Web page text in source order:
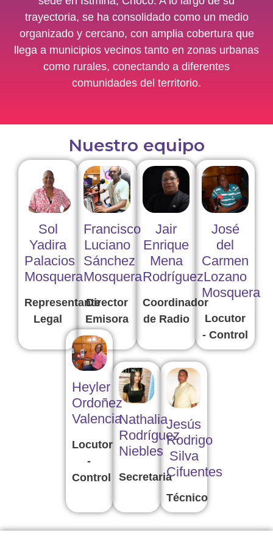
trayectoria, se ha consolidado como un medio
organizado y cercano, con amplia cobertura que
llega a municipios vecinos tanto en zonas urbanas
como rurales, conectando a diferentes
comunidades del territorio.
Nuestro equipo
Sol
Yadira
Palacios
Mosquera
Representante
Legal
Francisco
Luciano
Sánchez
Mosquera
Director
Emisora
Jair
Enrique
Mena
Rodríguez
Coordinador
de Radio
José
del
Carmen
Lozano
Mosquera
Locutor
- Control
Heyler
Ordoñez
Valencia
Locutor
-
Control
Nathalia
Rodríguez
Niebles
Secretaria
Jesús
Rodrigo
Silva
Cifuentes
Técnico